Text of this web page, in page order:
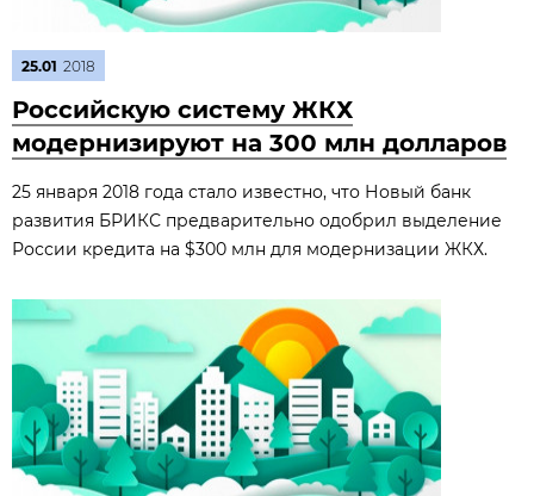
25.01 2018
Российскую систему ЖКХ
модернизируют на 300 млн долларов
25 января 2018 года стало известно, что Новый банк
развития БРИКС предварительно одобрил выделение
России кредита на $300 млн для модернизации ЖКХ.